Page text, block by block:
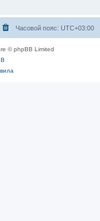
Часовой пояс: UTC+03:00
© phpBB Limited